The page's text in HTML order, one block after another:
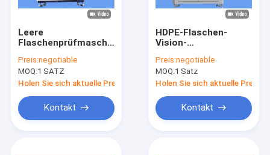
Leere
Flaschenprüfmaschine
Bildschirm
Preis:negotiable
MOQ:1 SATZ
Holen Sie sich aktuelle Preis
Kontakt
HDPE-Flaschen-
Vision-
Online-Optikkamera-
Inspektionssystem
Preis:negotiable
MOQ:1 Satz
Holen Sie sich aktuelle Preis
Kontakt